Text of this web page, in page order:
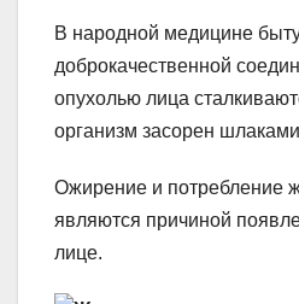
В народной медицине
доброкачественной
опухолью лица
организм засорен
Ожирение и потребление
являются причиной
лице.